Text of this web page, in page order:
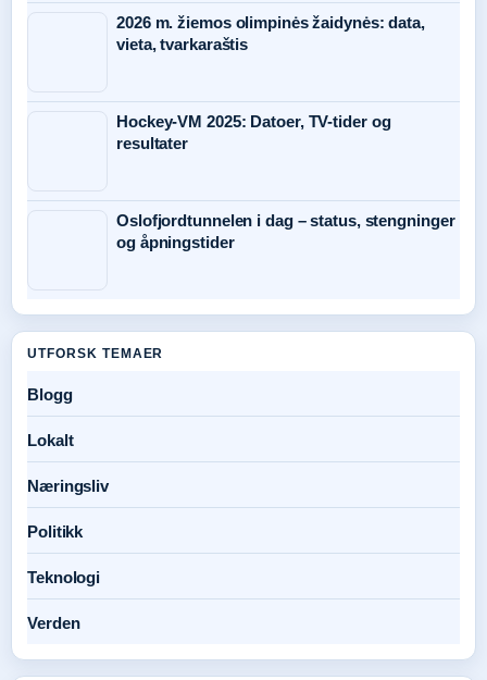
2026 m. žiemos olimpinės žaidynės: data,
vieta, tvarkaraštis
Hockey-VM 2025: Datoer, TV-tider og
resultater
Oslofjordtunnelen i dag – status, stengninger
og åpningstider
UTFORSK TEMAER
Blogg
Lokalt
Næringsliv
Politikk
Teknologi
Verden